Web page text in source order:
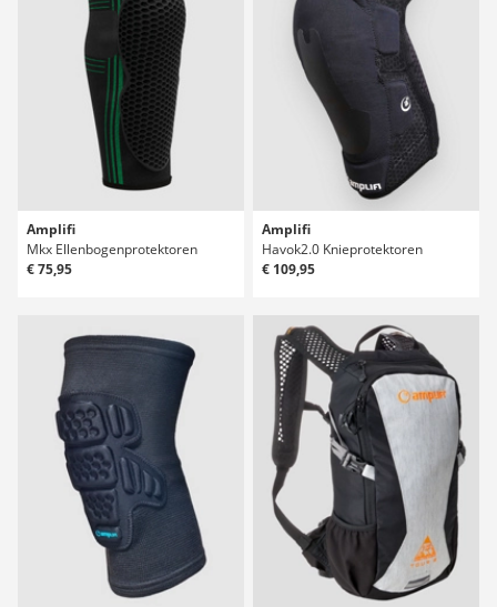
Amplifi
Mkx Ellenbogenprotektoren
€ 75,95
Amplifi
Havok2.0 Knieprotektoren
€ 109,95